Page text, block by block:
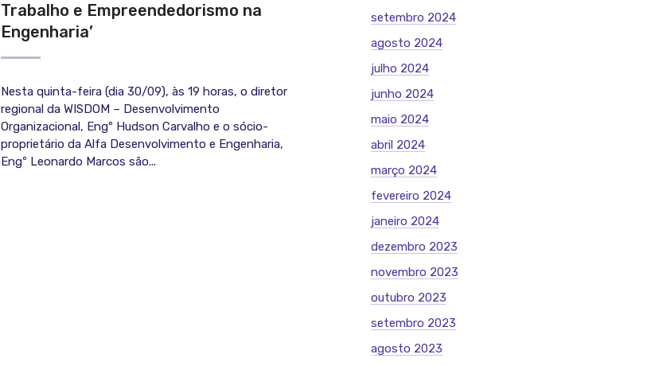
Trabalho e Empreendedorismo na
Engenharia’
Nesta quinta-feira (dia 30/09), às 19 horas, o diretor
regional da WISDOM – Desenvolvimento
Organizacional, Engº Hudson Carvalho e o sócio-
proprietário da Alfa Desenvolvimento e Engenharia,
Engº Leonardo Marcos são...
setembro 2024
agosto 2024
julho 2024
junho 2024
maio 2024
abril 2024
março 2024
fevereiro 2024
janeiro 2024
dezembro 2023
novembro 2023
outubro 2023
setembro 2023
agosto 2023